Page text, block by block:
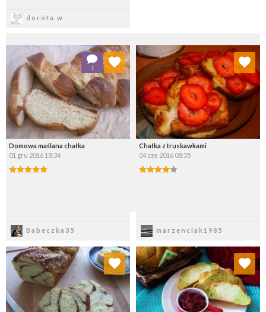
dorota w
Domowa maślana chałka
01 gru 2016 18:34
Babeczka35
1
Dodaj do ulubionych
Wybierz listę:
Chałka z truskawkami
04 cze 2016 08:35
marzenciak1985
Dodaj do ulubionych
Wybierz listę:
Dodaj do ulubionych
Wybierz listę:
Dodaj do ulubionych
Wybierz listę: